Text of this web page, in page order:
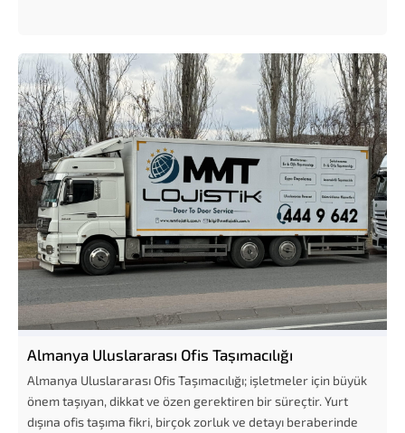
Almanya Uluslararası Ofis Taşımacılığı
Almanya Uluslararası Ofis Taşımacılığı; işletmeler için büyük
önem taşıyan, dikkat ve özen gerektiren bir süreçtir. Yurt
dışına ofis taşıma fikri, birçok zorluk ve detayı beraberinde